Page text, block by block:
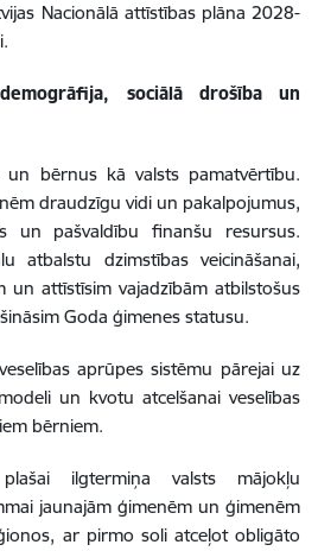
Nacionālā attīstības plāna 2028-
sociālā drošība un
un bērnus kā valsts pamatvērtību.
draudzīgu vidi un pakalpojumus,
un pašvaldību finanšu resursus.
atbalstu dzimstības veicināšanai,
un attīstīsim vajadzībām atbilstošus
Goda ģimenes statusu.
aprūpes sistēmu pārejai uz
un kvotu atcelšanai veselības
bērniem.
ilgtermiņa valsts mājokļu
jaunajām ģimenēm un ģimenēm
ar pirmo soli atceļot obligāto